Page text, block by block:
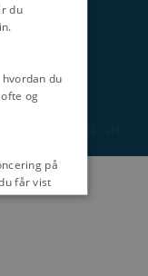
du
du
og
på
får vist
dig.